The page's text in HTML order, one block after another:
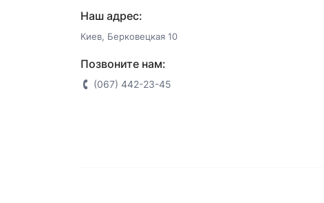
Наш адрес:
Киев, Берковецкая 10
Позвоните нам:
(067) 442-23-45